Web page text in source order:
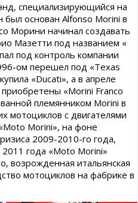
специализирующийся на
основан Alfonso Morini в
Морини начинал создавать
Мазетти под названием «
под контроль компании
ом перешел под «Texas
«Ducati», а в апреле
«Morini Franco
племянником Morini в
мотоциклов с двигателями
Morini», на фоне
2009-2010-го года,
года «Moto Morini»
возрожденная итальянская
мотоциклов на фабрике в